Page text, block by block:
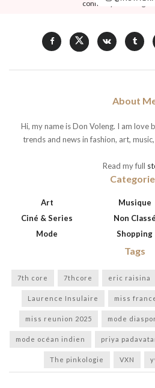
connect your
About
Hi, my name is Don Voleng. I am
trends and news in fashion, art,
Read my full
Art
Ciné & Series
Mode
Musique
Non Classé
Shopping
Tags
7th core 7thcore eric raisina
Laurence Insulaire miss
miss reunion 2025 mode
mode océan indien priya
The pinkologie VXN